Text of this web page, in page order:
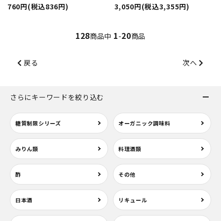
760円(税込836円)
3,050円(税込3,355円)
128商品中 1-20商品
戻る 次へ
さらにキーワードを絞り込む
糖質制限シリーズ オーガニック調味料
みりん類 料理酒類
酢 その他
日本酒 リキュール